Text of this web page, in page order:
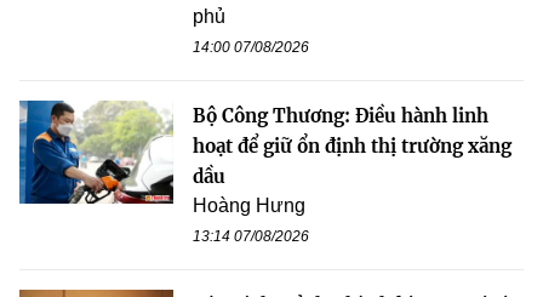
phủ
14:00 07/08/2026
Bộ Công Thương: Điều hành linh
hoạt để giữ ổn định thị trường xăng
dầu
Hoàng Hưng
13:14 07/08/2026